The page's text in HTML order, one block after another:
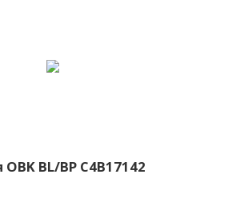
BL/BP C4B17142